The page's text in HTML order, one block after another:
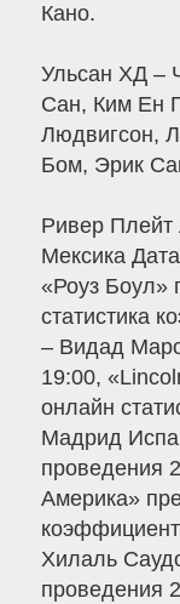
Кано.
Ульсан ХД –
Сан, Ким Ен
Людвигсон,
Бом, Эрик
Ривер Плейт
Мексика
«Роуз Боул»
статистика
– Видад
19:00,
онлайн
Мадрид
проведения
Америка»
Хилаль
проведения